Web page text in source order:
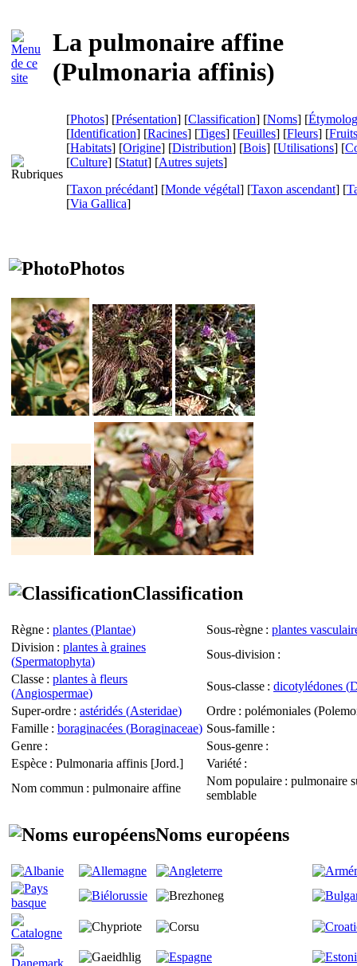
La pulmonaire affine
(Pulmonaria affinis)
[Photos] [Présentation] [Classification] [Noms] [
[Identification] [Racines] [Tiges] [Feuilles] [Fleurs] [Fruits
[Habitats] [Origine] [Distribution] [Bois] [Utilisations] [
[Culture] [Statut] [Autres sujets]
[Taxon précédant] [Monde végétal] [Taxon ascendant] [
[Via Gallica]
Photos
Classification
Règne : plantes (Plantae) Sous-règne : plantes
Division : plantes à graines
(Spermatophyta)
Sous-division :
Classe : plantes à fleurs
(Angiospermae)
Sous-classe : dicotylédones (
Super-ordre : astéridés (Asteridae) Ordre : polémoniales (
Famille : boraginacées (Boraginaceae) Sous-famille :
Genre : Sous-genre :
Espèce : Pulmonaria affinis [Jord.] Variété :
Nom commun : pulmonaire affine
Nom populaire : pulmonaire
semblable
Noms européens